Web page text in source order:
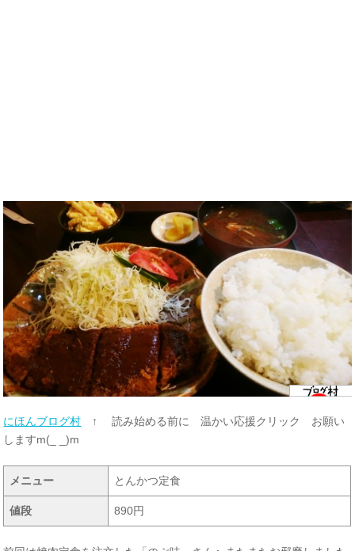
にほんブログ村 ↑ 読み始める前に 温かい応援クリック お願い
しますm(_ _)m
メニュー とんかつ定食
値段 890円